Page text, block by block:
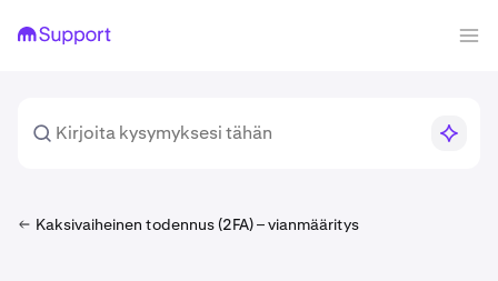
Kaksivaiheinen todennus (2FA) – vianmääritys